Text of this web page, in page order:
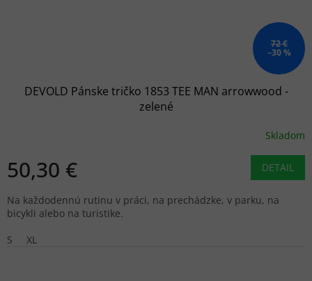
72 €
–30 %
DEVOLD Pánske tričko 1853 TEE MAN arrowwood -
zelené
Skladom
50,30 € DETAIL
Na každodennú rutinu v práci, na prechádzke, v parku, na
bicykli alebo na turistike.
S
XL